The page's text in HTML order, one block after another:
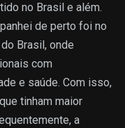
no Brasil e além.
de perto foi no
Brasil, onde
com
e saúde. Com isso,
tinham maior
a